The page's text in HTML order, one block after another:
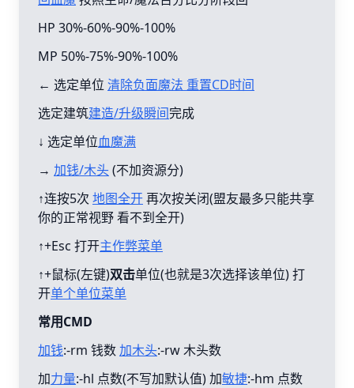
HP 30%-60%-90%-100%
MP 50%-75%-90%-100%
← 选定单位 清除负面魔法 重置CD时间
选定建筑建造/升级瞬间完成
↓ 选定单位血魔满
→ 加钱/木头(不加资源分)
↑连按5次 地图全开再次按关闭(盟友最多只能共享
你的正常视野 看不到全开)
↑+Esc 打开主作弊菜单
↑+鼠标(左键)双击单位(也就是3次选择该单位) 打
开单个单位菜单
常用CMD
加钱:-rm 钱数加木头:-rw 木头数
加力量:-hl 点数(不写加默认值) 加敏捷:-hm 点数